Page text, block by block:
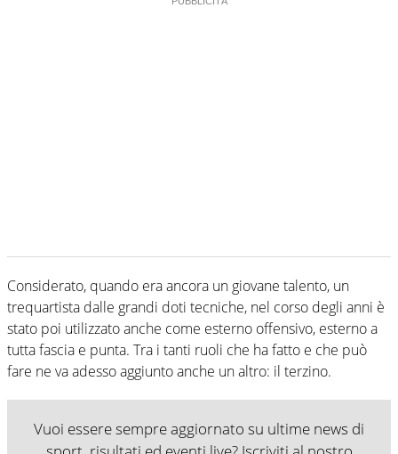
Considerato, quando era ancora un giovane talento, un
trequartista dalle grandi doti tecniche, nel corso degli anni è
stato poi utilizzato anche come esterno offensivo, esterno a
tutta fascia e punta. Tra i tanti ruoli che ha fatto e che può
fare ne va adesso aggiunto anche un altro: il terzino.
Vuoi essere sempre aggiornato su ultime news di